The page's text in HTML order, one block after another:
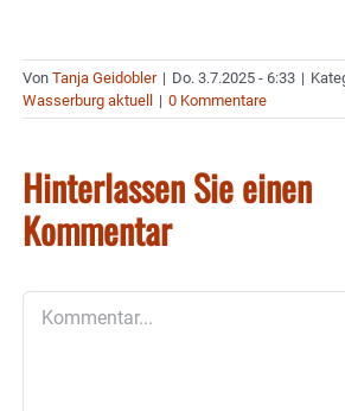
Von Tanja Geidobler | Do. 3.7.2025 - 6:33 |
Wasserburg aktuell | 0 Kommentare
Hinterlassen Sie einen
Kommentar